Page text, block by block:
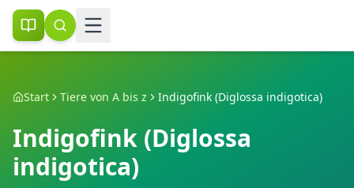
Start Tiere von A bis z Indigofink (Diglossa indigotica)
Indigofink (Diglossa
indigotica)